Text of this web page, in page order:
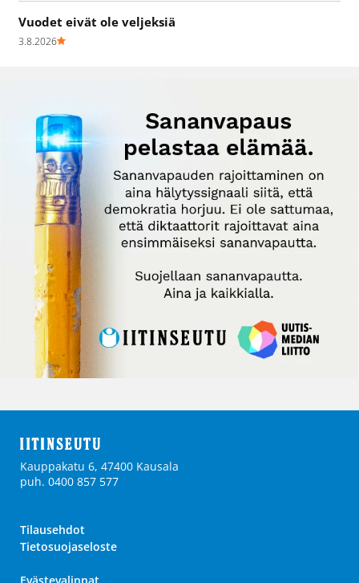
Vuodet eivät ole veljeksiä
3.8.2026
Kauppakatu 6, 47400 Kausala
puh. 0400 857 577
Tilausehdot
Tietosuojaseloste